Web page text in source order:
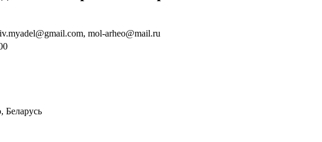
mol-arheo@mail.ru
Беларусь